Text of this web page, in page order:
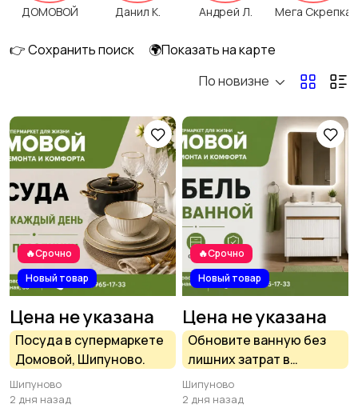
Сад и огород12 Садовая мебель7
Столы и стулья 2 Текстиль и ковры9
Шкафы и комоды6 Другое27
ДОМОВОЙ Данил К. Андрей Л. Мега Скрепка
👉 Сохранить поиск
🌍Показать на карте
По новизне
🔥Срочно
Новый товар
Цена не указана
Посуда в супермаркете
Домовой, Шипуново.
Шипуново
2 дня назад
🔥Срочно
Новый товар
Цена не указана
Обновите ванную без
лишних затрат в
супермаркете Домовой
Шипуново
Шипуново
2 дня назад